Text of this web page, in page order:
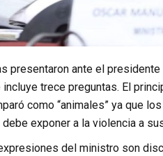
presentaron ante el
incluye trece preguntas. El
como “animales” ya que
debe exponer a la violencia a
del ministro son